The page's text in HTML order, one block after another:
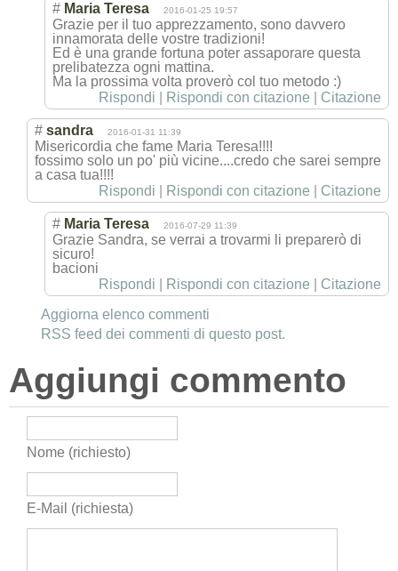
# Maria Teresa 2016-01-25 19:57
Grazie per il tuo apprezzamento, sono davvero
innamorata delle vostre tradizioni!
Ed è una grande fortuna poter assaporare questa
prelibatezza ogni mattina.
Ma la prossima volta proverò col tuo metodo :)
Rispondi
Rispondi con citazione Citazione
# sandra 2016-01-31 11:39
Misericordia che fame Maria Teresa!!!!
fossimo solo un po' più vicine....credo che sarei sempre
a casa tua!!!!
Rispondi
Rispondi con citazione Citazione
# Maria Teresa 2016-07-29 11:39
Grazie Sandra, se verrai a trovarmi li preparerò di
sicuro!
bacioni
Rispondi
Rispondi con citazione
Citazione
Aggiorna elenco commenti
RSS feed dei commenti di questo post.
Aggiungi commento
Nome (richiesto)
E-Mail (richiesta)